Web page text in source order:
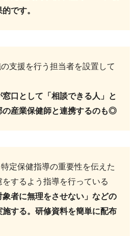
です。
支援を行う担当者を設置して
口として「相談できる人」と
の産業保健師と連携するのも◎
定保健指導の重要性を伝えた
をするよう指導を行っている
者に無理をさせない」などの
する。研修資料を簡単に配布